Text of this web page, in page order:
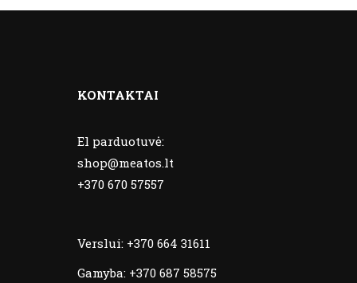
KONTAKTAI
El parduotuvė:
shop@meatos.lt
+370 670 57557
Verslui: +370 664 31611
Gamyba: +370 687 58575